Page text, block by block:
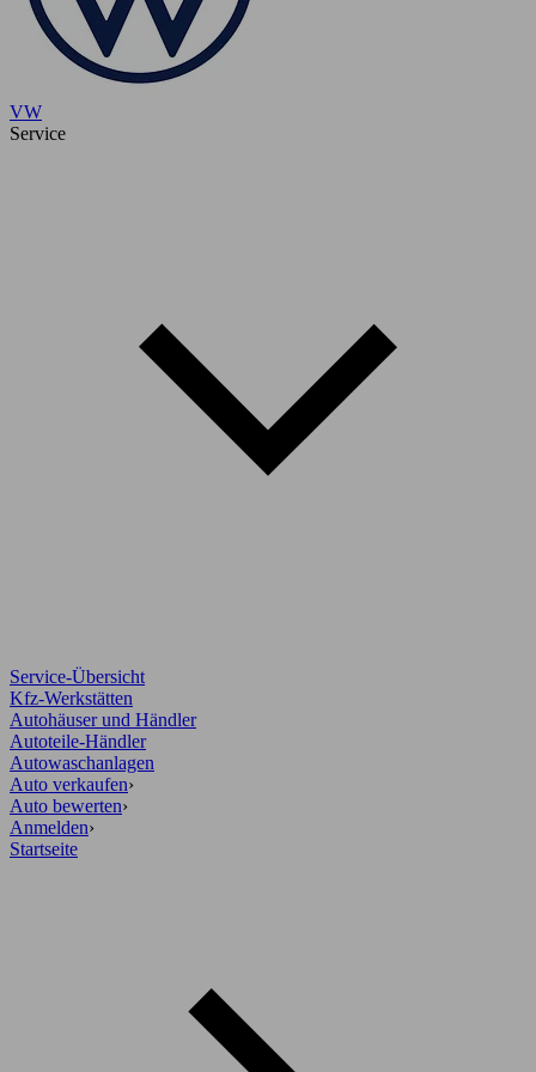
VW
Service
Service-Übersicht
Kfz-Werkstätten
Autohäuser und Händler
Autoteile-Händler
Autowaschanlagen
Auto verkaufen›
Auto bewerten›
Anmelden›
Startseite